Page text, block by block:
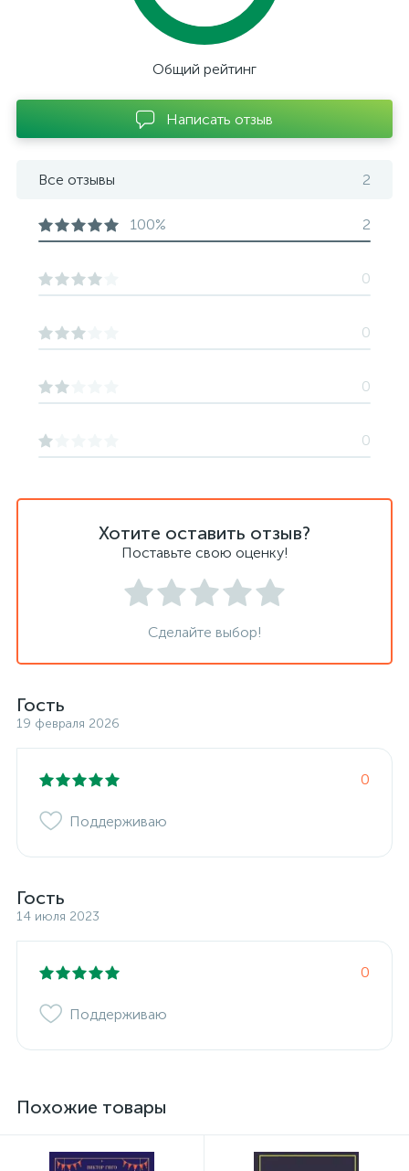
Хотите оставить отзыв?
Поставьте свою оценку!
Сделайте выбор!
Гость
19 февраля 2026
0
Поддерживаю
Гость
14 июля 2023
0
Поддерживаю
Общий рейтинг
Написать отзыв
Все отзывы 2
100% 2
0
0
0
0
Похожие товары